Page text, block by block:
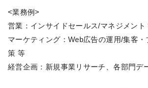
<業務例>
営業：インサイドセールス/マネジメント
マーケティング：Web広告の運用/集客
策 等
経営企画：新規事業リサーチ、各部門デ